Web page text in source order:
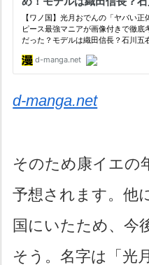
d-manga.net
そのため康イエの
予想されます。他
国にいたため、今
そう。名字は「光